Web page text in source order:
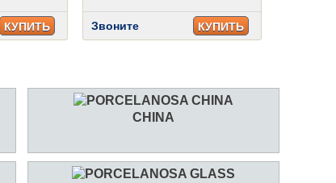
КУПИТЬ Звоните КУПИТЬ
CHINA